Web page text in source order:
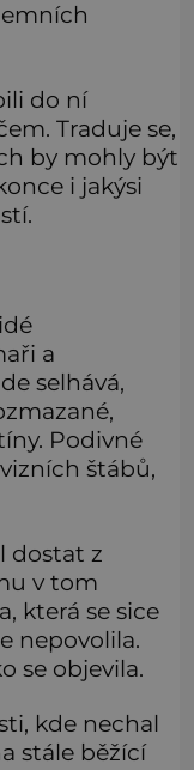
do ní
Traduje se,
by mohly být
i jakýsi
a
selhává,
Podivné
štábů,
dostat z
v tom
která se sice
nepovolila.
se objevila.
kde nechal
stále běžící